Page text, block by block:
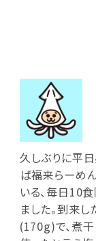
久しぶりに平
ば福来らーめ
いる、毎日10
ました。到来
(170g)で、煮干